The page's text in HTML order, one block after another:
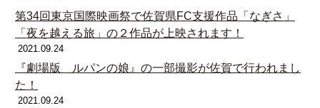
第34回東京国際映画祭で佐賀県FC支援作品「なぎさ」
「夜を越える旅」の２作品が上映されます！
2021.09.24
『劇場版 ルパンの娘』の一部撮影が佐賀で行われまし
た！
2021.09.24